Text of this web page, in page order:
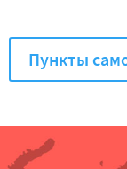
Пункты